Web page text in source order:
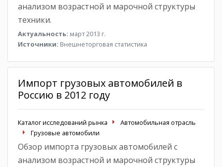
анализом возрастной и марочной структуры
техники.
Актуальность: март 2013 г.
Источники: Внешнеторговая статистика
Импорт грузовых автомобилей в
Россию в 2012 году
Каталог исследований рынка
Автомобильная отрасль
Грузовые автомобили
Обзор импорта грузовых автомобилей с
анализом возрастной и марочной структуры